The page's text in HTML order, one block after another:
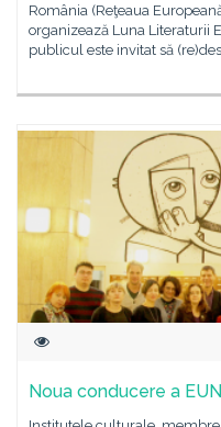
România (Reţeaua
organizează Luna Literaturii
publicul este invitat să
Noua conducere a